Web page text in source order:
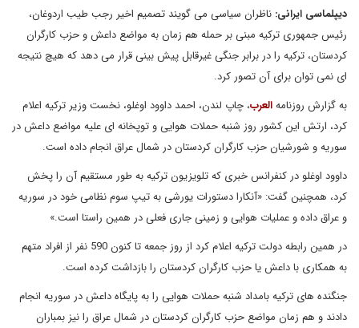
دیپلماسی ایرانی: ناظران سیاسی می گویند تصمیم اخیر رجب طیب اردوغان،
رئیس جمهوری ترکیه مبنی بر حمله هم زمان به مواضع داعش و حزب کارگران
کردستان، ترکیه را در برابر جنگی غیرقابل پیش بینی قرار می دهد که هیچ نتیجه
ای نمی توان برای آن تصور کرد.
به گزارش روزنامهالعرب، چاپ لندن، احمد داوود اوغلو، نخست وزیر ترکیه اعلام
کرد، ارتش این کشور روز شنبه حملات هوایی و توپخانه ای علیه مواضع داعش در
سوریه و شورشیان حزب کارگران کردستان در شمال عراق انجام داده است.
داوود اوغلو در کنفرانس خبری که تلویزیون ترکیه به طور مستقیم آن را پخش
کرد، همچنین گفت: «آنکارا دستورات یورشی به تیپ سوم نظامی خود در سوریه
و عراق داده و عملیات هوایی و زمینی جاری فعلی در همین راستا است.»
در همین رابطه دولت ترکیه اعلام کرد از روز جمعه تا کنون 590 نفر از افراد متهم
به همکاری با داعش یا حزب کارگران کردستان را بازداشت کرده است.
جنگنده های ترکیه بامداد شنبه حملات هوایی را به پایگاه داعش در سوریه انجام
دادند و هم زمان مواضع حزب کارگران کردستان در شمال عراق را نیز بمباران